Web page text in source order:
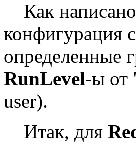
Как
конфигурация
определенные
RunLevel-ы от
user).
Итак, для